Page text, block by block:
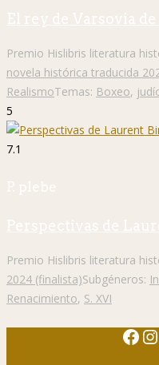
El rey de Varsovia
Premio Hislibris literatura
novela histórica traducida
RealismoTemas: Boxeo,
5
7.1
P. plebe
Perspectivas de
Premio Hislibris literatura
2024 (finalista)Subgéneros:
Renacimiento, S. XVI